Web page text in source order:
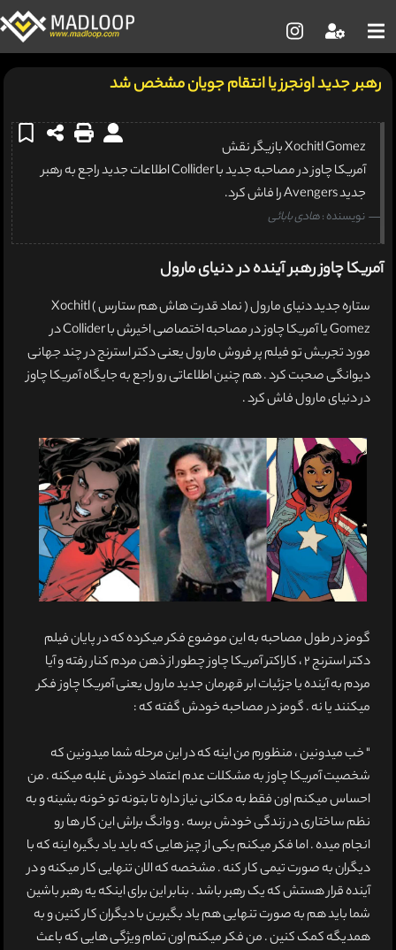
رهبر جدید اونجرز یا انتقام جویان مشخص شد
Xochitl Gomez بازیگر نقش
آمریکا چاوز در مصاحبه جدید با Collider اطلاعات جدید راجع به رهبر
جدید Avengers را فاش کرد.
نویسنده :هادی بابائی
آمریکا چاوز رهبر آینده در دنیای مارول
ستاره جدید دنیای مارول ( نماد قدرت هاش هم ستارس ) Xochitl
Gomez یا آمریکا چاوز در مصاحبه اختصاصی اخیرش با Collider در
مورد تجربش تو فیلم پر فروش مارول یعنی دکتر استرنج در چند جهانی
دیوانگی صحبت کرد . هم چنین اطلاعاتی رو راجع به جایگاه آمریکا چاوز
در دنیای مارول فاش کرد .
گومز در طول مصاحبه به این موضوع فکر میکرده که در پایان فیلم
دکتر استرنج 2 ، کاراکتر آمریکا چاوز چطور از ذهن مردم کنار رفته و آیا
مردم به آینده یا جزئیات ابر قهرمان جدید مارول یعنی آمریکا چاوز فکر
میکنند یا نه . گومز در مصاحبه خودش گفته که :
" خب میدونین ، منظورم من اینه که در این مرحله شما میدونین که
شخصیت آمریکا چاوز به مشکلات عدم اعتماد خودش غلبه میکنه . من
احساس میکنم اون فقط به مکانی نیاز داره تا بتونه تو خونه بشینه و به
نظم ساختاری در زندگی خودش برسه . و وانگ براش این کار ها رو
انجام میده . اما فکر میکنم یکی از چیز هایی که باید یاد بگیره اینه که با
دیگران به صورت تیمی کار کنه . مشخصه که الان تنهایی کار میکنه و در
آینده قرار هستش که یک رهبر باشد . بنابر این برای اینکه یه رهبر باشین
شما باید هم به صورت تنهایی هم یاد بگیرین با دیگران کار کنین و به
همدیگه کمک کنین . من فکر میکنم اون تمام ویژگی هایی که باعث